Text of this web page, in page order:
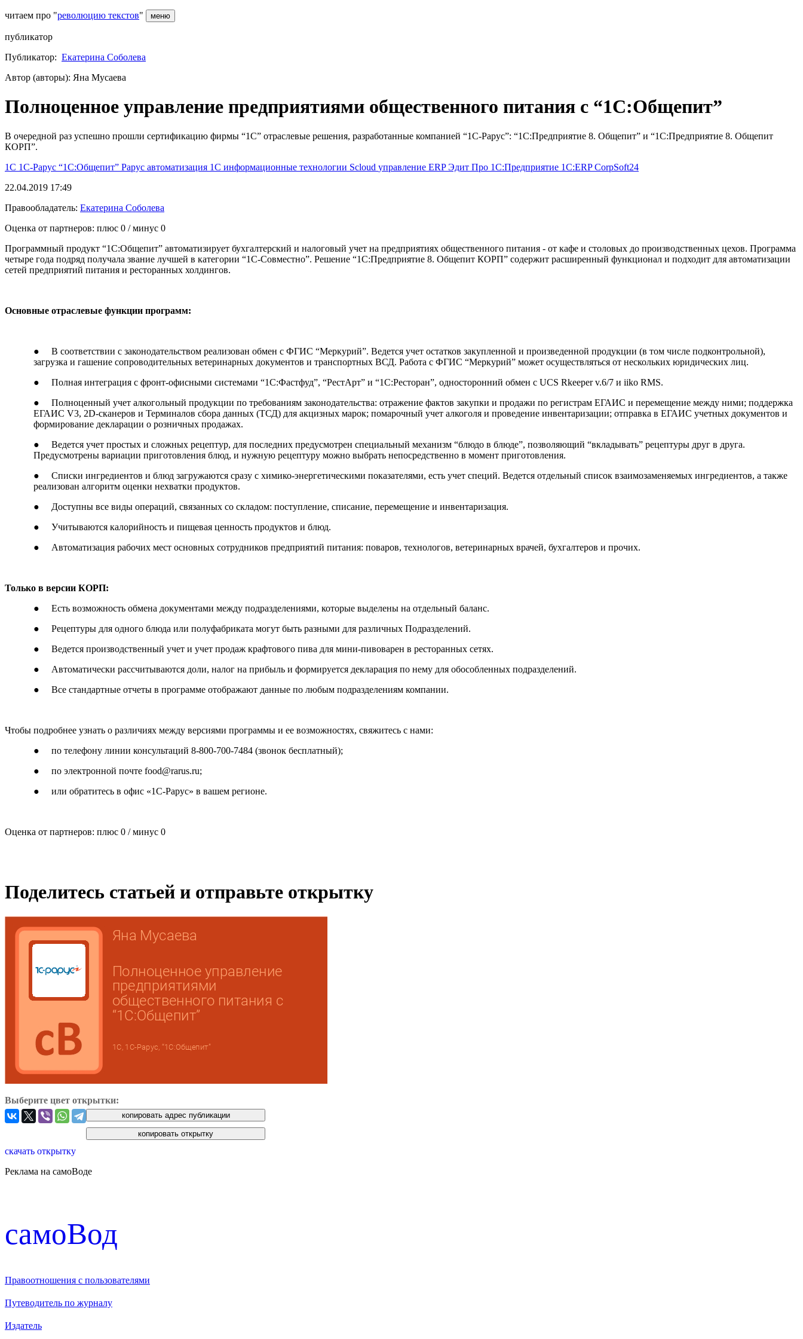
читаем про "революцию текстов" меню
публикатор
Публикатор: Екатерина Соболева
Автор (авторы): Яна Мусаева
Полноценное управление предприятиями общественного питания с “1С:Общепит”
В очередной раз успешно прошли сертификацию фирмы “1С” отраслевые решения, разработанные компанией “1С-Рарус”: “1С:Предприятие 8. Общепит” и “1С:Предприятие 8. Общепит
КОРП”.
1С 1С-Рарус “1С:Общепит” Рарус автоматизация 1С информационные технологии Scloud управление ERPЭдит Про 1С:Предприятие 1С:ERPCorpSoft24
22.04.2019 17:49
Правообладатель: Екатерина Соболева
Оценка от партнеров: плюс 0 / минус 0
Программный продукт “1С:Общепит” автоматизирует бухгалтерский и налоговый учет на предприятиях общественного питания - от кафе и столовых до производственных цехов. Программа
четыре года подряд получала звание лучшей в категории “1С-Совместно”. Решение “1С:Предприятие 8. Общепит КОРП” содержит расширенный функционал и подходит для автоматизации
сетей предприятий питания и ресторанных холдингов.
Основные отраслевые функции программ:
● В соответствии с законодательством реализован обмен с ФГИС “Меркурий”. Ведется учет остатков закупленной и произведенной продукции (в том числе подконтрольной),
загрузка и гашение сопроводительных ветеринарных документов и транспортных ВСД. Работа с ФГИС “Меркурий” может осуществляться от нескольких юридических лиц.
● Полная интеграция с фронт-офисными системами “1С:Фастфуд”, “РестАрт” и “1С:Ресторан”, односторонний обмен с UCS Rkeeper v.6/7 и iiko RMS.
● Полноценный учет алкогольный продукции по требованиям законодательства: отражение фактов закупки и продажи по регистрам ЕГАИС и перемещение между ними; поддержка
ЕГАИС V3, 2D-сканеров и Терминалов сбора данных (ТСД) для акцизных марок; помарочный учет алкоголя и проведение инвентаризации; отправка в ЕГАИС учетных документов и
формирование декларации о розничных продажах.
● Ведется учет простых и сложных рецептур, для последних предусмотрен специальный механизм “блюдо в блюде”, позволяющий “вкладывать” рецептуры друг в друга.
Предусмотрены вариации приготовления блюд, и нужную рецептуру можно выбрать непосредственно в момент приготовления.
● Списки ингредиентов и блюд загружаются сразу с химико-энергетическими показателями, есть учет специй. Ведется отдельный список взаимозаменяемых ингредиентов, а также
реализован алгоритм оценки нехватки продуктов.
● Доступны все виды операций, связанных со складом: поступление, списание, перемещение и инвентаризация.
● Учитываются калорийность и пищевая ценность продуктов и блюд.
● Автоматизация рабочих мест основных сотрудников предприятий питания: поваров, технологов, ветеринарных врачей, бухгалтеров и прочих.
Только в версии КОРП:
● Есть возможность обмена документами между подразделениями, которые выделены на отдельный баланс.
● Рецептуры для одного блюда или полуфабриката могут быть разными для различных Подразделений.
● Ведется производственный учет и учет продаж крафтового пива для мини-пивоварен в ресторанных сетях.
● Автоматически рассчитываются доли, налог на прибыль и формируется декларация по нему для обособленных подразделений.
● Все стандартные отчеты в программе отображают данные по любым подразделениям компании.
Чтобы подробнее узнать о различиях между версиями программы и ее возможностях, свяжитесь с нами:
● по телефону линии консультаций 8-800-700-7484 (звонок бесплатный);
● по электронной почте food@rarus.ru;
● или обратитесь в офис «1С-Рарус» в вашем регионе.
Оценка от партнеров: плюс 0 / минус 0
Поделитесь статьей и отправьте открытку
Выберите цвет открытки:
скачать открытку
Реклама на самоВоде
cамоВод
Правоотношения с пользователями
Путеводитель по журналу
Издатель